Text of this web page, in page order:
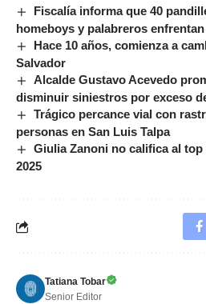
Fiscalía informa que 40
homeboys y palabreros
Hace 10 años, comienza a
Salvador
Alcalde Gustavo Acevedo
disminuir siniestros por exceso
Trágico percance vial con
personas en San Luis Talpa
Giulia Zanoni no califica al
2025
Tatiana Tobar
Senior Editor